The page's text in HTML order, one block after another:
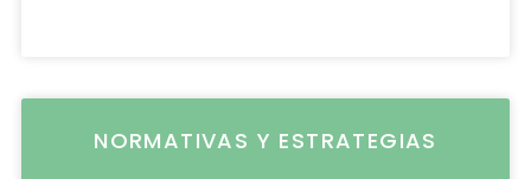
NORMATIVAS Y ESTRATEGIAS